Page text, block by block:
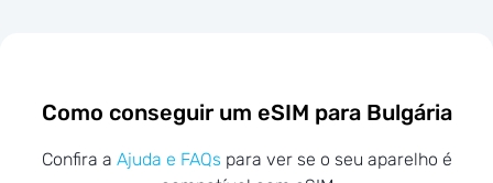
Como conseguir um eSIM para Bulgária
Confira a Ajuda e FAQs para ver se o seu aparelho é